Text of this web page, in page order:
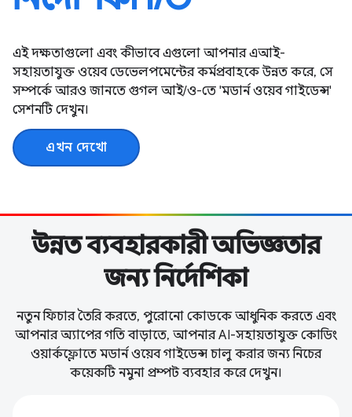
এই দক্ষতাগুলো এবং কীভাবে এগুলো আপনার এআই-
সহায়তাযুক্ত ওয়েব ডেভেলপমেন্টের কর্মপ্রবাহকে উন্নত করে, সে
সম্পর্কে আরও জানতে গুগল আই/ও-তে 'মডার্ন ওয়েব গাইডেন্স'
সেশনটি দেখুন।
এখন দেখো
উন্নত ব্যবহারকারী অভিজ্ঞতার
জন্য নির্দেশিকা
নতুন ফিচার তৈরি করতে, পুরোনো কোডকে আধুনিক করতে এবং
আপনার অ্যাপের গতি বাড়াতে, আপনার AI-সহায়তাযুক্ত কোডিং
ওয়ার্কফ্লোতে মডার্ন ওয়েব গাইডেন্স চালু করার জন্য নিচের
কয়েকটি নমুনা প্রম্পট ব্যবহার করে দেখুন।